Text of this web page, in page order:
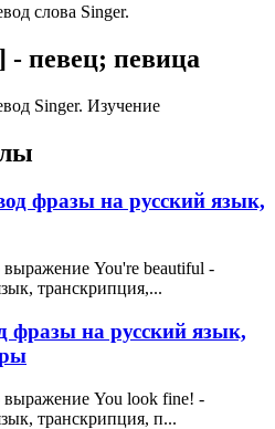
слова Singer.
- певец; певица
фразы на русский язык,
выражение You're beautiful -
транскрипция,...
фразы на русский язык,
выражение You look fine! -
транскрипция, п...